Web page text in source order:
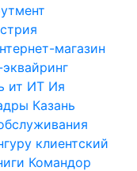
магазин
ит ИТ Ия
Казань
клиентский
Командор